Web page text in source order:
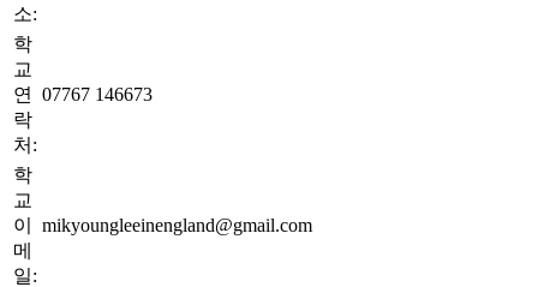
소:
학
교
연
락
처:
07767 146673
학
교
이
메
일:
mikyoungleeinengland@gmail.com